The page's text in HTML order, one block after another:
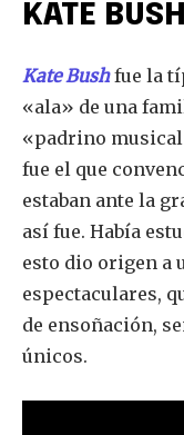
KATE BUSH
Kate Bush fue la
«ala» de una
«padrino
fue el que
estaban ante la
así fue. Había
esto dio origen a
espectaculares,
de ensoñación,
únicos.